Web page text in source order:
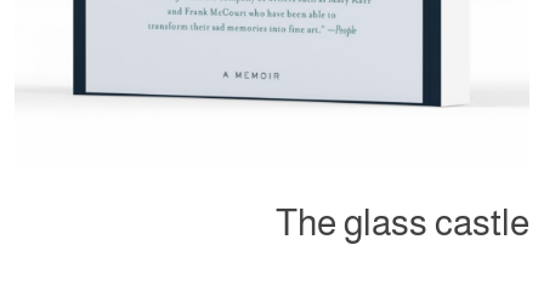
The glass castle